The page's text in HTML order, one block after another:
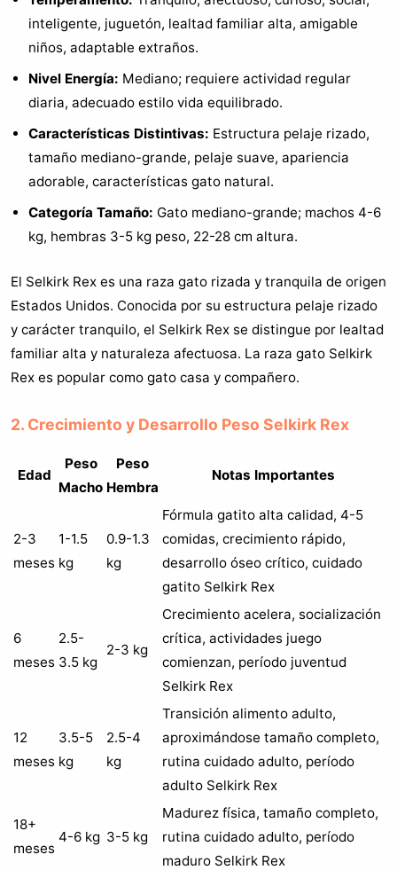
inteligente, juguetón, lealtad familiar alta, amigable
niños, adaptable extraños.
Nivel Energía: Mediano; requiere actividad regular
diaria, adecuado estilo vida equilibrado.
Características Distintivas: Estructura pelaje rizado,
tamaño mediano-grande, pelaje suave, apariencia
adorable, características gato natural.
Categoría Tamaño: Gato mediano-grande; machos 4-6
kg, hembras 3-5 kg peso, 22-28 cm altura.
El Selkirk Rex es una raza gato rizada y tranquila de origen
Estados Unidos. Conocida por su estructura pelaje rizado
y carácter tranquilo, el Selkirk Rex se distingue por lealtad
familiar alta y naturaleza afectuosa. La raza gato Selkirk
Rex es popular como gato casa y compañero.
2. Crecimiento y Desarrollo Peso Selkirk Rex
Edad
Peso
Macho
Peso
Hembra
Notas Importantes
2-3
meses
1-1.5
kg
0.9-1.3
kg
Fórmula gatito alta calidad, 4-5
comidas, crecimiento rápido,
desarrollo óseo crítico, cuidado
gatito Selkirk Rex
6
meses
2.5-
3.5 kg
2-3 kg
Crecimiento acelera, socialización
crítica, actividades juego
comienzan, período juventud
Selkirk Rex
12
meses
3.5-5
kg
2.5-4
kg
Transición alimento adulto,
aproximándose tamaño completo,
rutina cuidado adulto, período
adulto Selkirk Rex
18+
meses
4-6 kg 3-5 kg
Madurez física, tamaño completo,
rutina cuidado adulto, período
maduro Selkirk Rex